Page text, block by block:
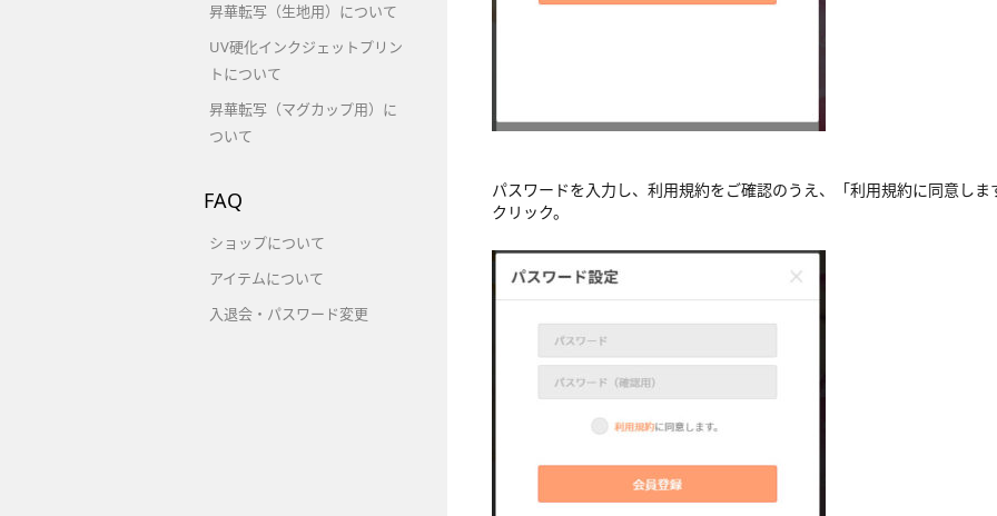
パスワードを入力し、利用規約をご確認のうえ、「利用規約に同意し
クリック。
昇華転写（生地用）について
UV硬化インクジェットプリン
トについて
昇華転写（マグカップ用）に
ついて
FAQ
ショップについて
アイテムについて
入退会・パスワード変更